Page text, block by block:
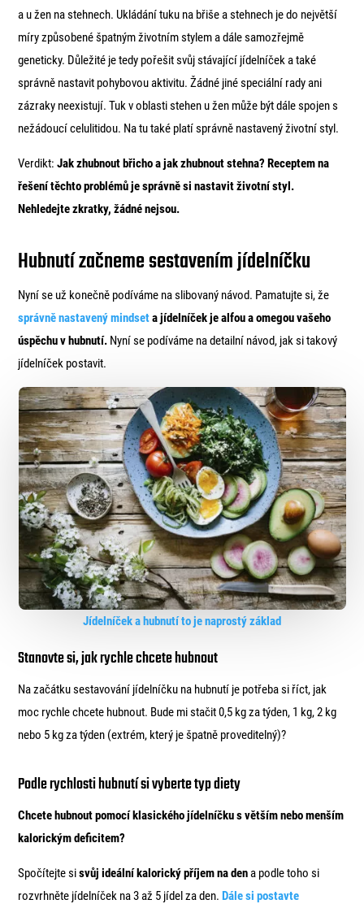
a u žen na stehnech. Ukládání tuku na břiše a stehnech je do největší
míry způsobené špatným životním stylem a dále samozřejmě
geneticky. Důležité je tedy pořešit svůj stávající jídelníček a také
správně nastavit pohybovou aktivitu. Žádné jiné speciální rady ani
zázraky neexistují. Tuk v oblasti stehen u žen může být dále spojen s
nežádoucí celulitidou. Na tu také platí správně nastavený životní styl.
Verdikt:Jak zhubnout břicho a jak zhubnout stehna? Receptem na
řešení těchto problémů je správně si nastavit životní styl.
Nehledejte zkratky, žádné nejsou.
Hubnutí začneme sestavením jídelníčku
Nyní se už konečně podíváme na slibovaný návod. Pamatujte si, že
správně nastavený mindseta jídelníček je alfou a omegou vašeho
úspěchu v hubnutí. Nyní se podíváme na detailní návod, jak si takový
jídelníček postavit.
Jídelníček a hubnutí to je naprostý základ
Stanovte si, jak rychle chcete hubnout
Na začátku sestavování jídelníčku na hubnutí je potřeba si říct, jak
moc rychle chcete hubnout. Bude mi stačit 0,5 kg za týden, 1 kg, 2 kg
nebo 5 kg za týden (extrém, který je špatně proveditelný)?
Podle rychlosti hubnutí si vyberte typ diety
Chcete hubnout pomocí klasického jídelníčku s větším nebo menším
kalorickým deficitem?
Spočítejte sisvůj ideální kalorický příjem na dena podle toho si
rozvrhněte jídelníček na 3 až 5 jídel za den.Dále si postavte